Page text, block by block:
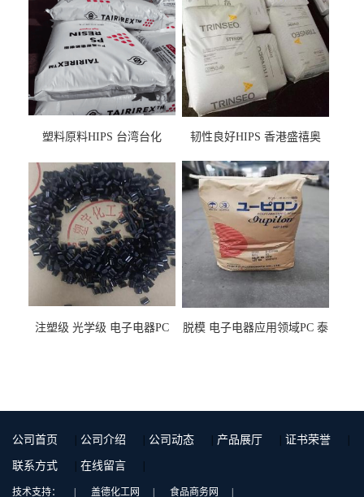
塑料原料HIPS 台湾台化
用料
韧性良好HIPS 香港盛禧奥
注塑级 光学级 电子电器PC
脱模 电子电器应用领域PC 泰
公司首页 公司介绍 公司动态 产品展厅 证书荣誉
联系方式 在线留言
技术支持： 盖德化工网 食品商务网